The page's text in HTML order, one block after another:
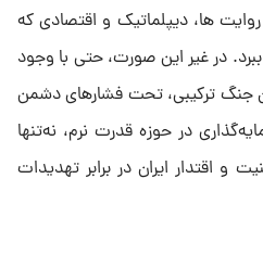
ها، دیپلماتیک و اقتصادی که
در غیر این صورت، حتی با وجود
جنگ ترکیبی، تحت فشارهای دشمن
در حوزه قدرت نرم، نه‌تنها
اقتدار ایران در برابر تهدیدات